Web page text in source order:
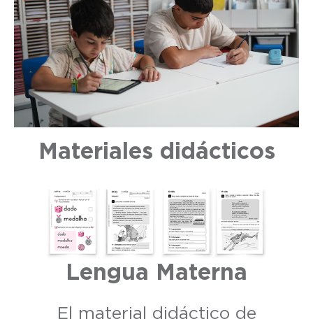
Materiales didácticos
Lengua Materna
El material didáctico de